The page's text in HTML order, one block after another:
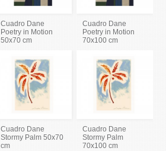
Cuadro Dane
Poetry in Motion
50x70 cm
Cuadro Dane
Poetry in Motion
70x100 cm
Cuadro Dane
Stormy Palm 50x70
cm
Cuadro Dane
Stormy Palm
70x100 cm